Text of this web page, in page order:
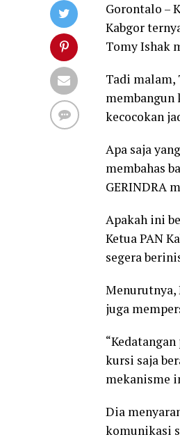
Gorontalo –
Kabgor
Tomy Ishak
Tadi malam,
membangun
kecocokan
Apa saja
membahas
GERINDRA
Apakah ini
Ketua PAN
segera
Menurutnya,
juga
kursi saja
mekanisme
Dia
komunikasi